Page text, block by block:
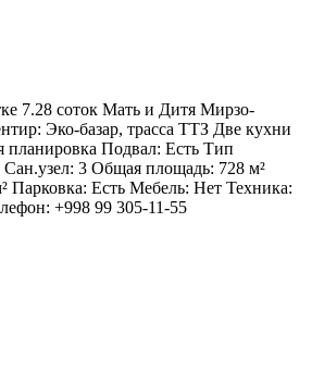
7.28 соток Мать и Дитя Мирзо-
Эко-базар, трасса ТТЗ Две кухни
планировка Подвал: Есть Тип
3 Общая площадь: 728 м²
Парковка: Есть Мебель: Нет Техника:
+998 99 305-11-55